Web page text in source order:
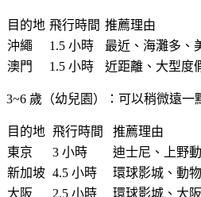
目的地 飛行時間 推薦理由
沖繩
1.5 小時
最近、海灘多、
澳門
1.5 小時 近距離、大型度
3~6 歲（幼兒園）：可以稍微遠一
目的地 飛行時間
推薦理由
東京
3 小時
迪士尼、上野
新加坡 4.5 小時
環球影城、動
大阪
2.5 小時 環球影城、大